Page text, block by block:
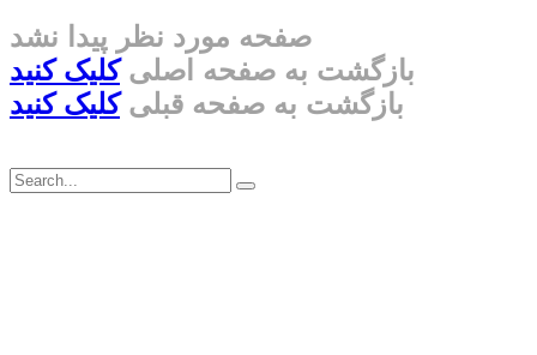
صفحه مورد نظر پیدا نشد
بازگشت به صفحه اصلیکلیک کنید
بازگشت به صفحه قبلیکلیک کنید